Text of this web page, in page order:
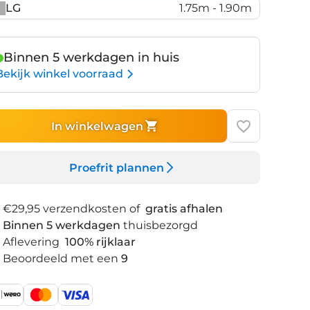
Dark
Metallic
Celeste
LG
1.75m - 1.90m
Binnen 5 werkdagen in huis
winkel voorraad
In winkelwagen
Proefrit plannen
€29,95 verzendkosten of gratis afhalen
Binnen 5 werkdagen thuisbezorgd
Aflevering 100% rijklaar
Beoordeeld met een 9